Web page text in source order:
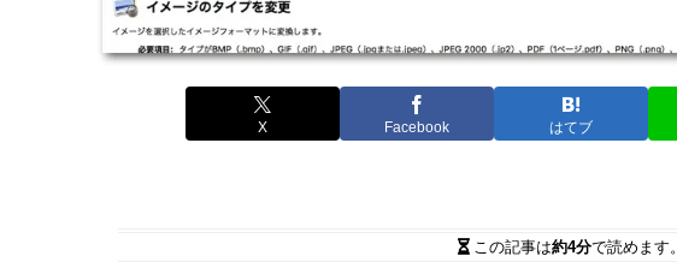
X Facebook はてブ
この記事は約4分で読めます。